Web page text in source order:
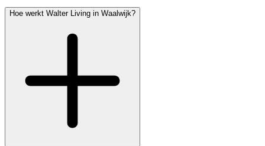
Hoe werkt Walter Living in Waalwijk?